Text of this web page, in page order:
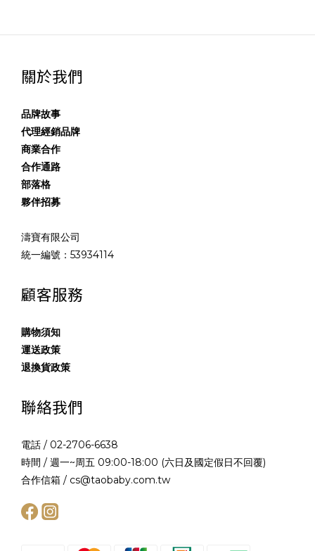
關於我們
品牌故事
代理經銷品牌
商業合作
合作通路
部落格
夥伴招募
濤寶有限公司
統一編號：53934114
顧客服務
購物須知
運送政策
退換貨政策
聯絡我們
電話 / 02-2706-6638
時間 / 週一~周五 09:00-18:00 (六日及國定假日不回覆)
合作信箱 / cs@taobaby.com.tw